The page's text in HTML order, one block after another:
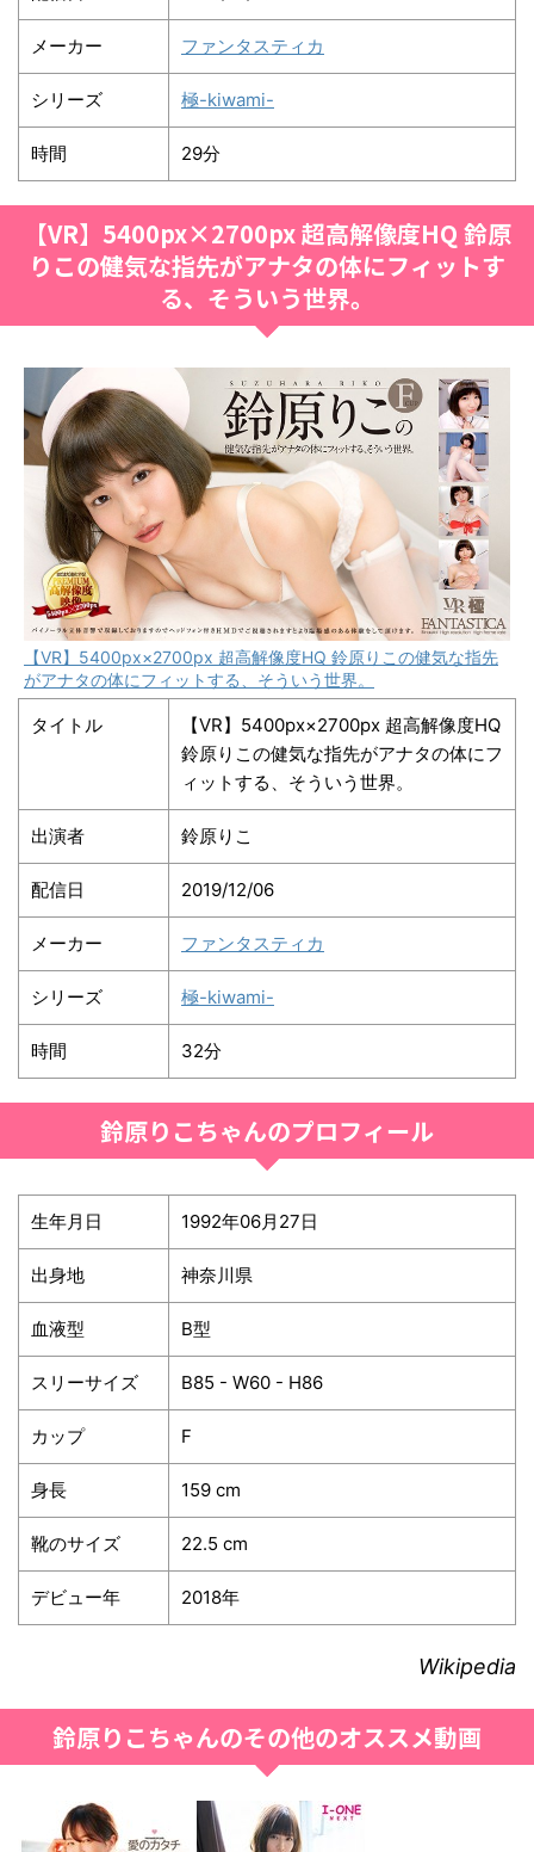
メーカー ファンタスティカ
シリーズ 極-kiwami-
時間 29分
【VR】5400px×2700px 超高解像度HQ 鈴原
りこの健気な指先がアナタの体にフィットす
る、そういう世界。
【VR】5400px×2700px 超高解像度HQ 鈴原りこの健気な指先
がアナタの体にフィットする、そういう世界。
タイトル
【VR】5400px×2700px 超高解像度HQ
鈴原りこの健気な指先がアナタの体にフ
ィットする、そういう世界。
出演者 鈴原りこ
配信日 2019/12/06
メーカー ファンタスティカ
シリーズ 極-kiwami-
時間 32分
鈴原りこちゃんのプロフィール
生年月日 1992年06月27日
出身地 神奈川県
血液型 B型
スリーサイズ B85 - W60 - H86
カップ F
身長 159 cm
靴のサイズ 22.5 cm
デビュー年 2018年
Wikipedia
鈴原りこちゃんのその他のオススメ動画